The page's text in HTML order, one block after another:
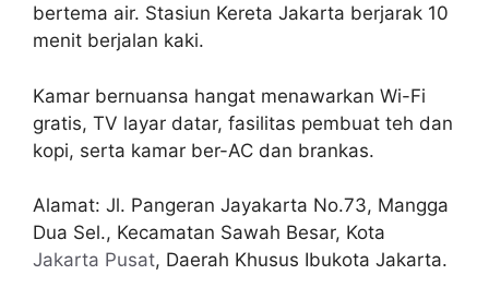
bertema air. Stasiun Kereta Jakarta berjarak 10
menit berjalan kaki.
Kamar bernuansa hangat menawarkan Wi-Fi
gratis, TV layar datar, fasilitas pembuat teh dan
kopi, serta kamar ber-AC dan brankas.
Alamat: Jl. Pangeran Jayakarta No.73, Mangga
Dua Sel., Kecamatan Sawah Besar, Kota
Jakarta Pusat, Daerah Khusus Ibukota Jakarta.